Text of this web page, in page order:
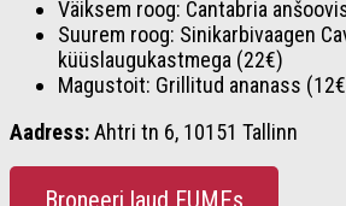
Väiksem roog: Cantabria
Suurem roog: Sinikarbivaagen
küüslaugukastmega (22€)
Magustoit: Grillitud ananass
Aadress:Ahtri tn 6, 10151 Tallinn
Broneeri laud FUMEs